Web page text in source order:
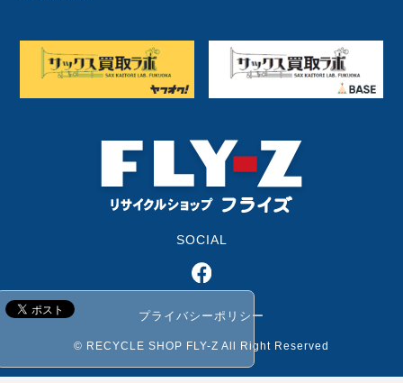
SOCIAL
プライバシーポリシー
© RECYCLE SHOP FLY-Z All Right Reserved